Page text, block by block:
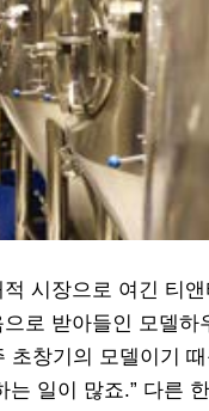
시장으로 여긴 티
로 받아들인 모델하
초창기의 모델이기
일이 많죠.” 다른